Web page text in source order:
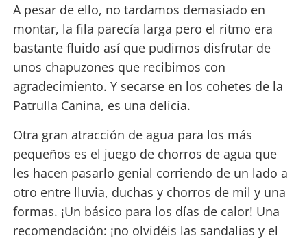
A pesar de ello, no tardamos demasiado en
montar, la fila parecía larga pero el ritmo era
bastante fluido así que pudimos disfrutar de
unos chapuzones que recibimos con
agradecimiento. Y secarse en los cohetes de la
Patrulla Canina, es una delicia.
Otra gran atracción de agua para los más
pequeños es el juego de chorros de agua que
les hacen pasarlo genial corriendo de un lado a
otro entre lluvia, duchas y chorros de mil y una
formas. ¡Un básico para los días de calor! Una
recomendación: ¡no olvidéis las sandalias y el